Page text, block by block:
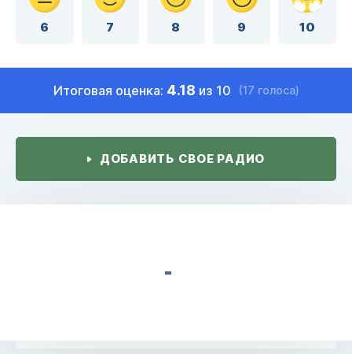
6 7 8 9 10
Итоговая оценка: 4.18 из 10 (17 голоса)
ДОБАВИТЬ СВОЕ РАДИО